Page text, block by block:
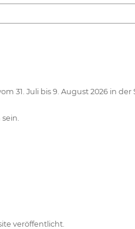
31. Juli bis 9. August 2026 in der
veröffentlicht.